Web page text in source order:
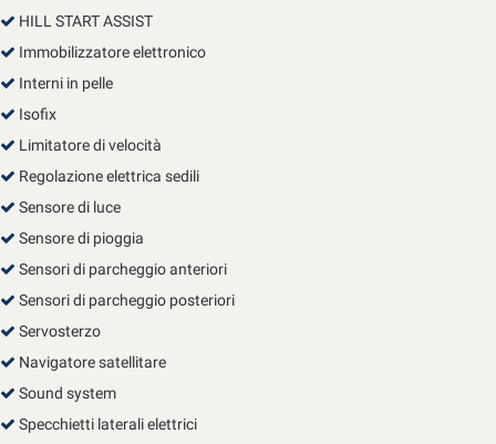
HILL START ASSIST
Immobilizzatore elettronico
Interni in pelle
Isofix
Limitatore di velocità
Regolazione elettrica sedili
Sensore di luce
Sensore di pioggia
Sensori di parcheggio anteriori
Sensori di parcheggio posteriori
Servosterzo
Navigatore satellitare
Sound system
Specchietti laterali elettrici